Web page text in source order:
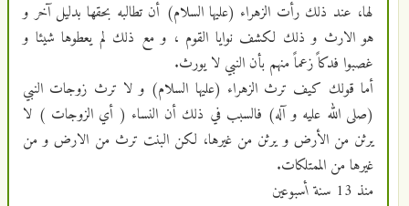
لها، عند ذلك رأت الزهراء (عليها السلام) أن تطالبه بحقها بدليل آخر و
هو الارث و ذلك لكشف نوايا القوم ، و مع ذلك لم يعطوها شيئا و
غصبوا فدكاً زعماً منهم بأن النبي لا يورث.
أما قولك كيف ترث الزهراء (عليها السلام) و لا ترث زوجات النبي
(صلى الله عليه و آله) فالسبب في ذلك أن النساء ( أي الزوجات ) لا
يرثن من الأرض و يرثن من غيرها، لكن البنت ترث من الارض و من
غيرها من الممتلكات.
منذ 13 سنة أسبوعين